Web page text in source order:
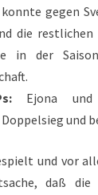
gegen
die
in der
Ejona
und
und vor
daß